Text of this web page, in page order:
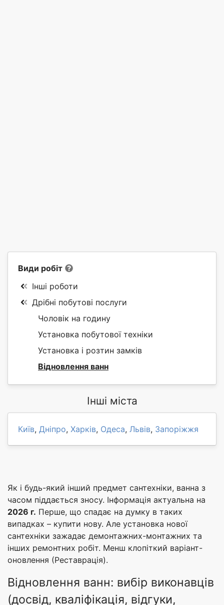
Види робіт
Інші роботи
Дрібні побутові послуги
Чоловік на годину
Установка побутової техніки
Установка і розтин замків
Відновлення ванн
Інші міста
Київ, Дніпро, Харків, Одеса, Львів, Запоріжжя
Як і будь-який інший предмет сантехніки, ванна з
часом піддається зносу. Інформація актуальна на
2026 г. Перше, що спадає на думку в таких
випадках – купити нову. Але установка нової
сантехніки зажадає демонтажних-монтажних та
інших ремонтних робіт. Менш клопіткий варіант-
оновлення (Реставрація).
Відновлення ванн: вибір виконавців
(досвід, кваліфікація, відгуки,